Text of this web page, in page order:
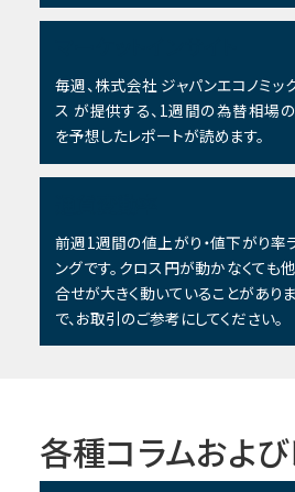
毎週、株式会社 ジャパンエコノミッ
ス が提供する、1週間の為替相場
を予想したレポートが読めます。
前週1週間の値上がり・値下がり率
ングです。クロス円が動かなくても
合せが大きく動いていることがあり
で、お取引のご参考にしてください。
各種コラムおよ